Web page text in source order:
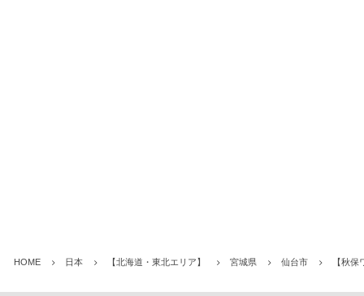
HOME 日本 【北海道・東北エリア】 宮城県 仙台市 【秋